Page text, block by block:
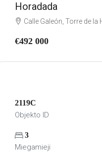
Horadada
Calle Galeón, Torre de la Horadada, Pilar de la Horadada, el
€492 000
2119C
Objekto ID
3
Miegamieji